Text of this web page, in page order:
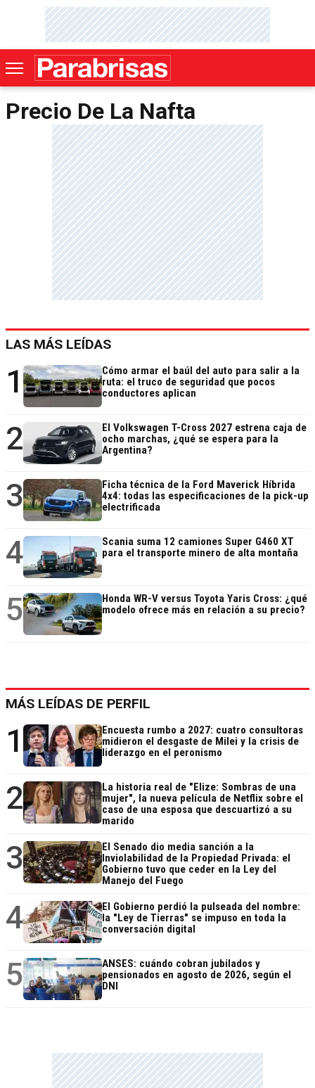
Precio De La Nafta
LAS MÁS LEÍDAS
1
Cómo armar el baúl del auto para salir a la
ruta: el truco de seguridad que pocos
conductores aplican
2
El Volkswagen T-Cross 2027 estrena caja de
ocho marchas, ¿qué se espera para la
Argentina?
3
Ficha técnica de la Ford Maverick Híbrida
4x4: todas las especificaciones de la pick-up
electrificada
4
Scania suma 12 camiones Super G460 XT
para el transporte minero de alta montaña
5
Honda WR-V versus Toyota Yaris Cross: ¿qué
modelo ofrece más en relación a su precio?
MÁS LEÍDAS DE PERFIL
1
Encuesta rumbo a 2027: cuatro consultoras
midieron el desgaste de Milei y la crisis de
liderazgo en el peronismo
2
La historia real de "Elize: Sombras de una
mujer", la nueva película de Netflix sobre el
caso de una esposa que descuartizó a su
marido
3
El Senado dio media sanción a la
Inviolabilidad de la Propiedad Privada: el
Gobierno tuvo que ceder en la Ley del
Manejo del Fuego
4
El Gobierno perdió la pulseada del nombre:
la "Ley de Tierras" se impuso en toda la
conversación digital
5
ANSES: cuándo cobran jubilados y
pensionados en agosto de 2026, según el
DNI